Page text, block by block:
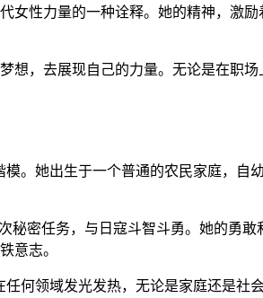
性力量的一种诠释。她的精神，激
，去展现自己的力量。无论是在职
。她出生于一个普通的农民家庭，自
密任务，与日寇斗智斗勇。她的勇
意志。
何领域发光发热，无论是家庭还是社